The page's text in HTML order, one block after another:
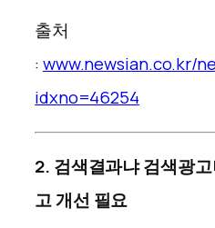
출처
:www.newsian.co.kr/
idxno=46254
2. 검색결과냐 검색광
고 개선 필요